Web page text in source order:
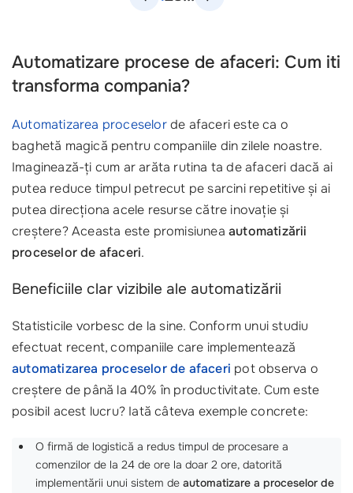
Automatizare procese de afaceri: Cum iti
transforma compania?
Automatizarea proceselorde afaceri este ca o
baghetă magică pentru companiile din zilele noastre.
Imaginează-ți cum ar arăta rutina ta de afaceri dacă ai
putea reduce timpul petrecut pe sarcini repetitive și ai
putea direcționa acele resurse către inovație și
creștere? Aceasta este promisiunea automatizării
proceselor de afaceri.
Beneficiile clar vizibile ale automatizării
Statisticile vorbesc de la sine. Conform unui studiu
efectuat recent, companiile care implementează
automatizarea proceselor de afaceri pot observa o
creștere de până la 40% în productivitate. Cum este
posibil acest lucru? Iată câteva exemple concrete:
O firmă de logistică a redus timpul de procesare a
comenzilor de la 24 de ore la doar 2 ore, datorită
implementării unui sistem de automatizare a proceselor de